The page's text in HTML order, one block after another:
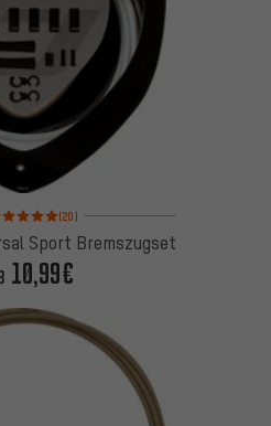
5 von 5 basierend auf 20
(20)
Sport Bremszugset
10,99€